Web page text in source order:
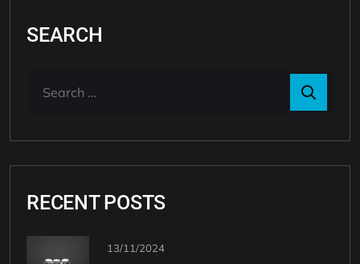
SEARCH
RECENT POSTS
13/11/2024